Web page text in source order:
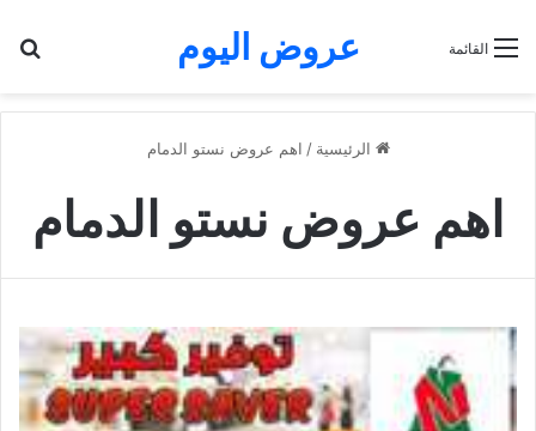
عروض اليوم القائمة
الرئيسية / اهم عروض نستو الدمام
اهم عروض نستو الدمام